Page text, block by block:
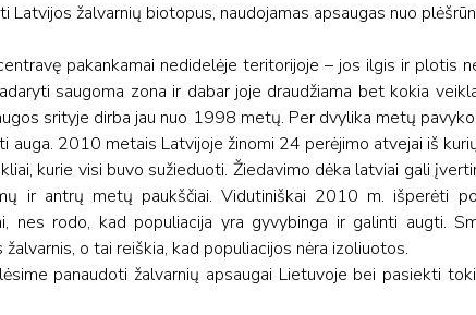
Latvijos žalvarnių biotopus, naudojamas apsaugas nuo
pakankamai nedidelėje teritorijoje – jos ilgis ir
saugoma zona ir dabar joje draudžiama bet kokia
srityje dirba jau nuo 1998 metų. Per dvylika metų
auga. 2010 metais Latvijoje žinomi 24 perėjimo atvejai iš
kurie visi buvo sužieduoti. Žiedavimo dėka latviai gali
ir antrų metų paukščiai. Vidutiniškai 2010 m. išperėti
nes rodo, kad populiacija yra gyvybinga ir galinti augti.
o tai reiškia, kad populiacijos nėra izoliuotos.
panaudoti žalvarnių apsaugai Lietuvoje bei pasiekti